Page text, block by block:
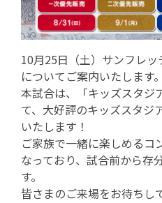
10月25日（土）サンフレ
についてご案内いたします。
本試合は、「キッズスタジ
て、大好評のキッズスタジ
いたします！
ご家族で一緒に楽しめるコ
なっており、試合前から存
す。
皆さまのご来場をお待ちし